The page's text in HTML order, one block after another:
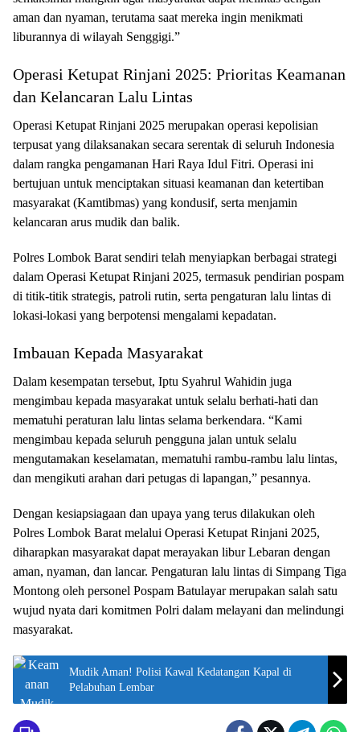
aman dan nyaman, terutama saat mereka ingin menikmati
liburannya di wilayah Senggigi.”
Operasi Ketupat Rinjani 2025: Prioritas Keamanan
dan Kelancaran Lalu Lintas
Operasi Ketupat Rinjani 2025 merupakan operasi kepolisian
terpusat yang dilaksanakan secara serentak di seluruh Indonesia
dalam rangka pengamanan Hari Raya Idul Fitri. Operasi ini
bertujuan untuk menciptakan situasi keamanan dan ketertiban
masyarakat (Kamtibmas) yang kondusif, serta menjamin
kelancaran arus mudik dan balik.
Polres Lombok Barat sendiri telah menyiapkan berbagai strategi
dalam Operasi Ketupat Rinjani 2025, termasuk pendirian pospam
di titik-titik strategis, patroli rutin, serta pengaturan lalu lintas di
lokasi-lokasi yang berpotensi mengalami kepadatan.
Imbauan Kepada Masyarakat
Dalam kesempatan tersebut, Iptu Syahrul Wahidin juga
mengimbau kepada masyarakat untuk selalu berhati-hati dan
mematuhi peraturan lalu lintas selama berkendara. “Kami
mengimbau kepada seluruh pengguna jalan untuk selalu
mengutamakan keselamatan, mematuhi rambu-rambu lalu lintas,
dan mengikuti arahan dari petugas di lapangan,” pesannya.
Dengan kesiapsiagaan dan upaya yang terus dilakukan oleh
Polres Lombok Barat melalui Operasi Ketupat Rinjani 2025,
diharapkan masyarakat dapat merayakan libur Lebaran dengan
aman, nyaman, dan lancar. Pengaturan lalu lintas di Simpang Tiga
Montong oleh personel Pospam Batulayar merupakan salah satu
wujud nyata dari komitmen Polri dalam melayani dan melindungi
masyarakat.
Mudik Aman! Polisi Kawal Kedatangan Kapal di
Pelabuhan Lembar